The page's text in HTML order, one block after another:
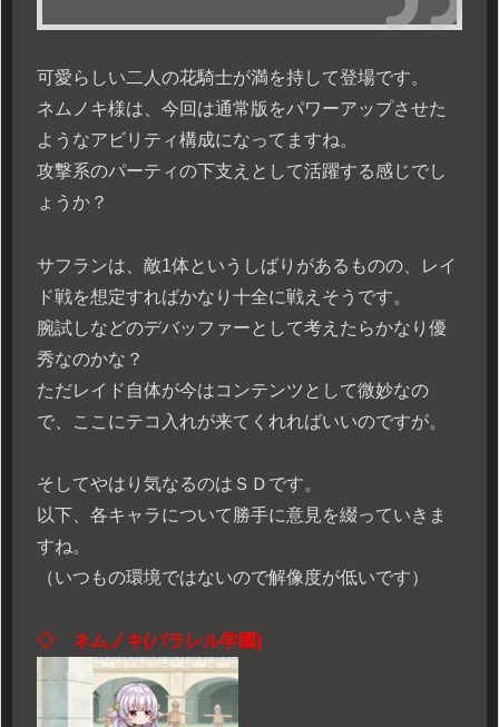
可愛らしい二人の花騎士が満を持して登場です。
ネムノキ様は、今回は通常版をパワーアップさせた
ようなアビリティ構成になってますね。
攻撃系のパーティの下支えとして活躍する感じでし
ょうか？
サフランは、敵1体というしばりがあるものの、レイ
ド戦を想定すればかなり十全に戦えそうです。
腕試しなどのデバッファーとして考えたらかなり優
秀なのかな？
ただレイド自体が今はコンテンツとして微妙なの
で、ここにテコ入れが来てくれればいいのですが。
そしてやはり気なるのはＳＤです。
以下、各キャラについて勝手に意見を綴っていきま
すね。
（いつもの環境ではないので解像度が低いです）
◇ ネムノキ(パラレル学園)